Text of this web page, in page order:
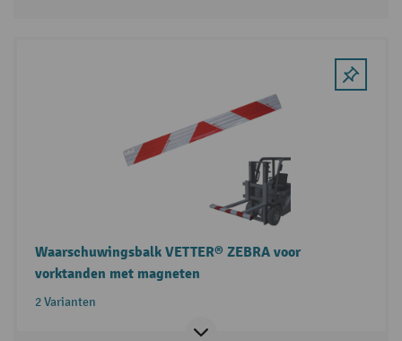
Waarschuwingsbalk VETTER® ZEBRA voor
vorktanden met magneten
2 Varianten